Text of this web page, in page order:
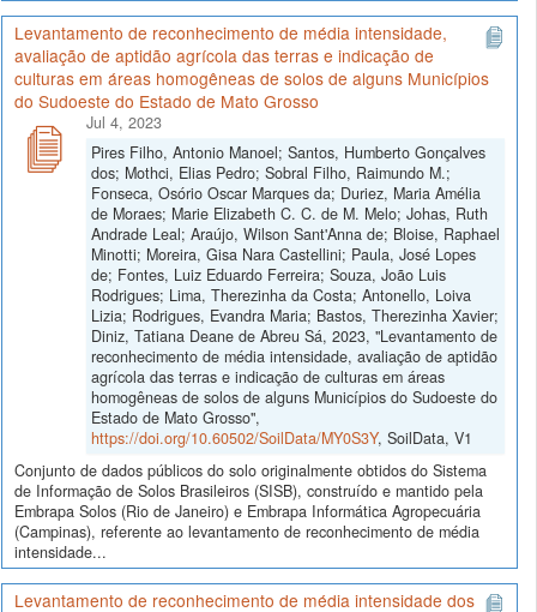
Levantamento de reconhecimento de média intensidade,
avaliação de aptidão agrícola das terras e indicação de
culturas em áreas homogêneas de solos de alguns Municípios
do Sudoeste do Estado de Mato Grosso
Jul 4, 2023
Pires Filho, Antonio Manoel; Santos, Humberto Gonçalves
dos; Mothci, Elias Pedro; Sobral Filho, Raimundo M.;
Fonseca, Osório Oscar Marques da; Duriez, Maria Amélia
de Moraes; Marie Elizabeth C. C. de M. Melo; Johas, Ruth
Andrade Leal; Araújo, Wilson Sant'Anna de; Bloise, Raphael
Minotti; Moreira, Gisa Nara Castellini; Paula, José Lopes
de; Fontes, Luiz Eduardo Ferreira; Souza, João Luis
Rodrigues; Lima, Therezinha da Costa; Antonello, Loiva
Lizia; Rodrigues, Evandra Maria; Bastos, Therezinha Xavier;
Diniz, Tatiana Deane de Abreu Sá, 2023, "Levantamento de
reconhecimento de média intensidade, avaliação de aptidão
agrícola das terras e indicação de culturas em áreas
homogêneas de solos de alguns Municípios do Sudoeste do
Estado de Mato Grosso",
https://doi.org/10.60502/SoilData/MY0S3Y, SoilData, V1
Conjunto de dados públicos do solo originalmente obtidos do Sistema
de Informação de Solos Brasileiros (SISB), construído e mantido pela
Embrapa Solos (Rio de Janeiro) e Embrapa Informática Agropecuária
(Campinas), referente ao levantamento de reconhecimento de média
intensidade...
Levantamento de reconhecimento de média intensidade dos